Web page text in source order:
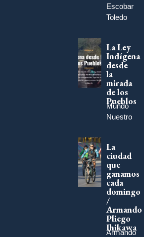
Escobar
Toledo
La Ley
Indígena
desde
la
mirada
de los
Pueblos
Mundo
Nuestro
La
ciudad
que
ganamos
cada
domingo
/
Armando
Pliego
Ihikawa
Armando